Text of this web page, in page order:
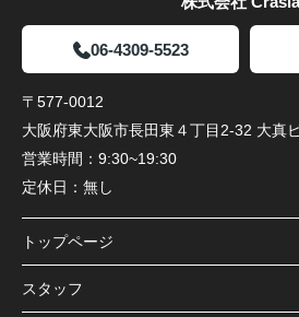
06-4309-5523
〒577-0012
大阪府東大阪市長田東４丁目2-32 大真
営業時間： 9:30~19:30
定休日： 無し
トップページ
スタッフ